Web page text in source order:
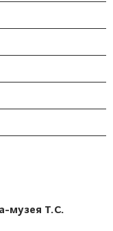
музея Т.С.